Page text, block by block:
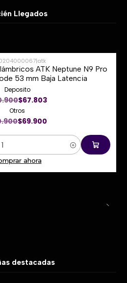
Llegados
|atk
ATK Neptune N9 Pro
53 mm Baja Latencia
Deposito
$67.803
Otros
$69.900
ahora
destacadas